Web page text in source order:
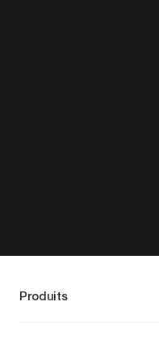
Produits